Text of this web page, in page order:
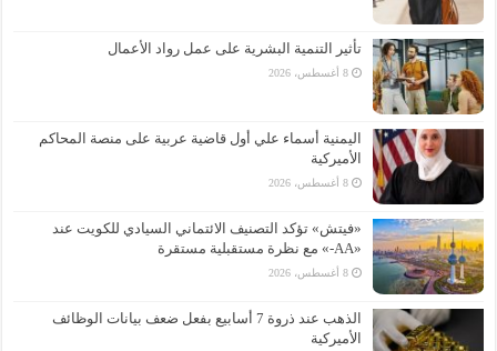
تأثير التنمية البشرية على عمل رواد الأعمال
8 أغسطس، 2026
اليمنية أسماء علي أول قاضية عربية على منصة المحاكم
الأميركية
8 أغسطس، 2026
«فيتش» تؤكد التصنيف الائتماني السيادي للكويت عند
«AA-» مع نظرة مستقبلية مستقرة
8 أغسطس، 2026
الذهب عند ذروة 7 أسابيع بفعل ضعف بيانات الوظائف
الأميركية